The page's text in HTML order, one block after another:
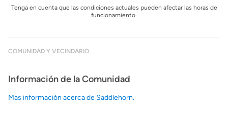
Tenga en cuenta que las condiciones actuales pueden afectar las horas de
funcionamiento.
COMUNIDAD Y VECINDARIO
Información de la Comunidad
Mas información acerca de Saddlehorn.